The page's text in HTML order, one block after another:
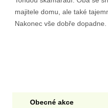
majitele domu, ale také
Nakonec vše dobře dopadne.
Obecné akce